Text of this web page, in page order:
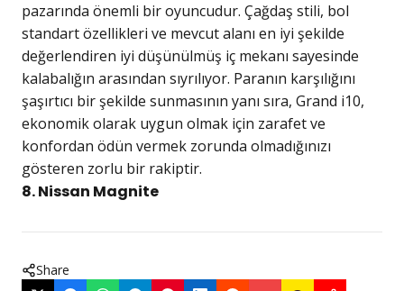
pazarında önemli bir oyuncudur. Çağdaş stili, bol
standart özellikleri ve mevcut alanı en iyi şekilde
değerlendiren iyi düşünülmüş iç mekanı sayesinde
kalabalığın arasından sıyrılıyor. Paranın karşılığını
şaşırtıcı bir şekilde sunmasının yanı sıra, Grand i10,
ekonomik olarak uygun olmak için zarafet ve
konfordan ödün vermek zorunda olmadığınızı
gösteren zorlu bir rakiptir.
8. Nissan Magnite
Share